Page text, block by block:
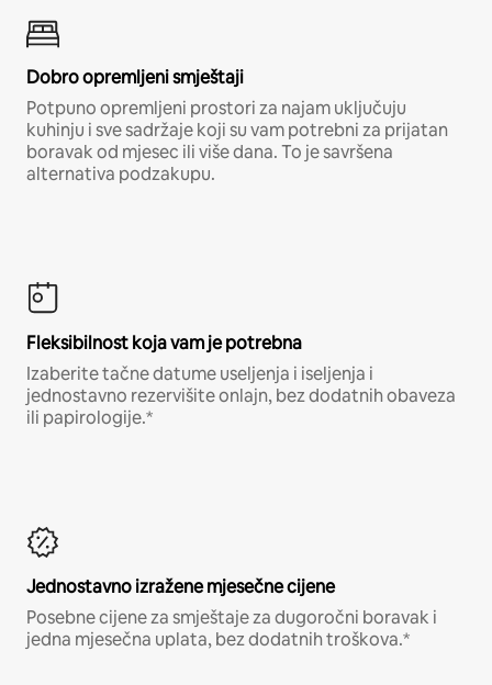
Dobro opremljeni smještaji
Potpuno opremljeni prostori za najam uključuju
kuhinju i sve sadržaje koji su vam potrebni za prijatan
boravak od mjesec ili više dana. To je savršena
alternativa podzakupu.
Fleksibilnost koja vam je potrebna
Izaberite tačne datume useljenja i iseljenja i
jednostavno rezervišite onlajn, bez dodatnih obaveza
ili papirologije.*
Jednostavno izražene mjesečne cijene
Posebne cijene za smještaje za dugoročni boravak i
jedna mjesečna uplata, bez dodatnih troškova.*